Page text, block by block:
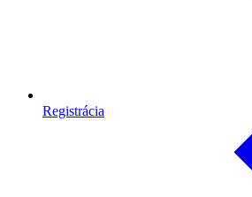
Registrácia